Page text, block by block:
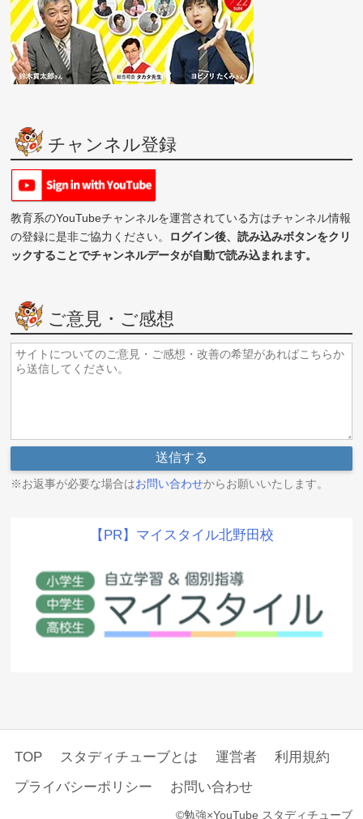
チャンネル登録
教育系のYouTubeチャンネルを運営されている方はチャンネル情報
の登録に是非ご協力ください。 ログイン後、読み込みボタンをクリ
ックすることでチャンネルデータが自動で読み込まれます。
ご意見・ご感想
※お返事が必要な場合はお問い合わせからお願いいたします。
【PR】マイスタイル北野田校
TOP スタディチューブとは 運営者
利用規約
プライバシーポリシー
お問い合わせ
©勉強×YouTube スタディチューブ